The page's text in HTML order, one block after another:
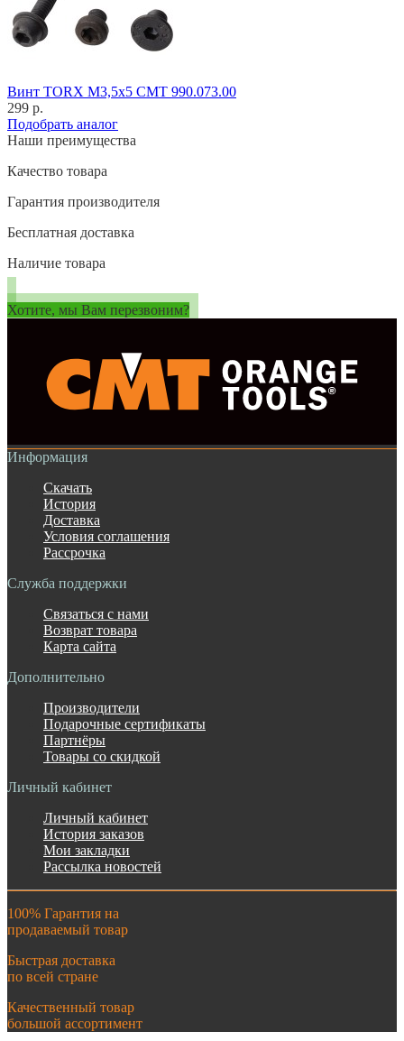
Винт TORX M3,5x5 CMT 990.073.00
299 р.
Подобрать аналог
Наши преимущества
Качество товара
Гарантия производителя
Бесплатная доставка
Наличие товара
Хотите, мы Вам перезвоним?
Информация
Скачать
История
Доставка
Условия соглашения
Рассрочка
Служба поддержки
Связаться с нами
Возврат товара
Карта сайта
Дополнительно
Производители
Подарочные сертификаты
Партнёры
Товары со скидкой
Личный кабинет
Личный кабинет
История заказов
Мои закладки
Рассылка новостей
100% Гарантия на
продаваемый товар
Быстрая доставка
по всей стране
Качественный товар
большой ассортимент